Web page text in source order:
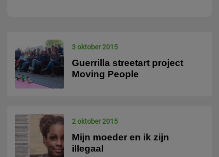
3 oktober 2015
Guerrilla streetart project
Moving People
2 oktober 2015
Mijn moeder en ik zijn
illegaal